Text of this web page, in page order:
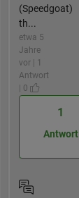
(Speedgoat)
th...
etwa 5
Jahre
vor | 1
Antwort
| 0
1
Antwort